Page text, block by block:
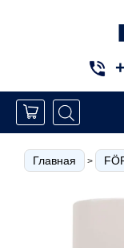
Главная >